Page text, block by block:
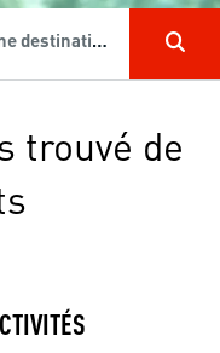
Rechercher un séjour, une activité, une destination...
trouvé de